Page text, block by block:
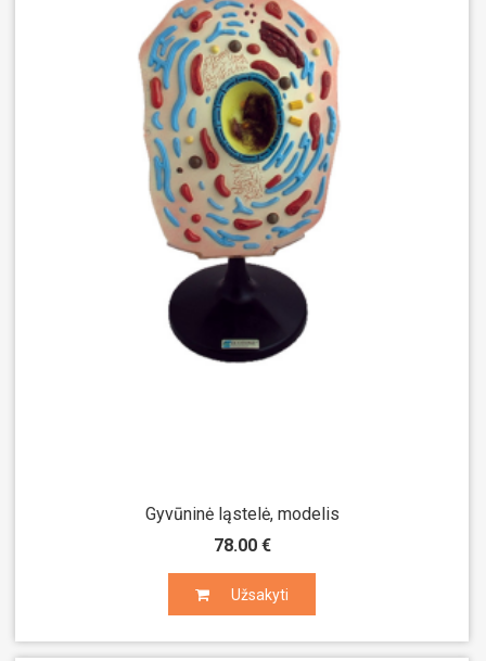
Gyvūninė ląstelė, modelis
78.00 €
Užsakyti
Užsakyti